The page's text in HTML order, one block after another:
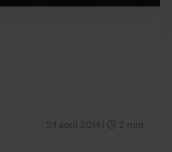
24 april 2014 2 min